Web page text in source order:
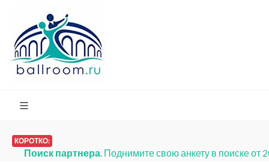
КОРОТКО:
Поиск партнера. Поднимите свою анкету в поиске от